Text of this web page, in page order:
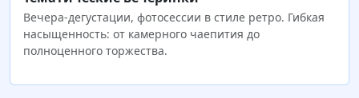
Вечера-дегустации, фотосессии в стиле ретро. Гибкая
насыщенность: от камерного чаепития до
полноценного торжества.